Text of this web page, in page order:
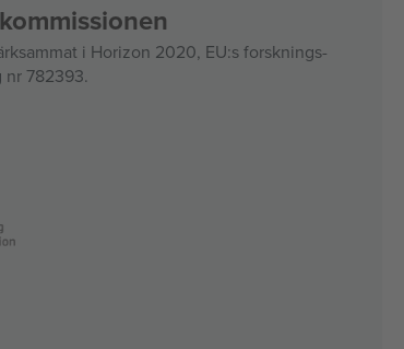
i Horizon 2020, EU:s forsknings-
782393.